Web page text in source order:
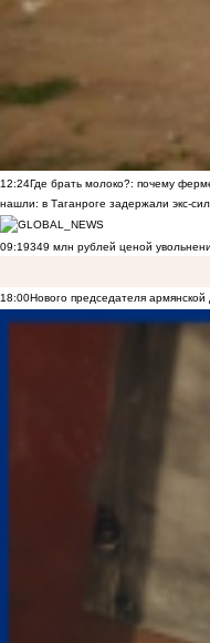
12:24Где брать молоко?: почему
нашли: в Таганроге задержали экс-
09:19349 млн рублей ценой
18:00Нового председателя